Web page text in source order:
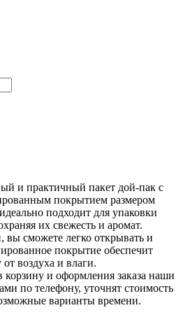
и практичный пакет дой-пак с
покрытием размером
подходит для упаковки
их свежесть и аромат.
вы сможете легко открывать и
покрытие обеспечит
воздуха и влаги.
корзину и оформления заказа наши
по телефону, уточнят стоимость
варианты времени.